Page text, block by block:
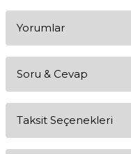
Yorumlar
Soru & Cevap
Taksit Seçenekleri